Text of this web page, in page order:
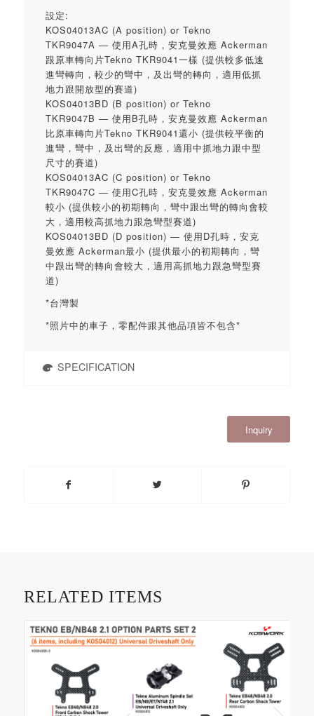
設定:
KOS04013AC (A position) or Tekno
TKR9047A — 使用A孔時，安克曼效應 Ackerman
跟原車轉向片Tekno TKR9041一樣 (提供較多低速
進彎轉向，較少的彎中，及出彎的轉向，適用低抓
地力跟開放型的賽道)
KOS04013BD (B position) or Tekno
TKR9047B — 使用B孔時，安克曼效應 Ackerman
比原車轉向片Tekno TKR9041還小 (提供較平衡的
進彎，彎中，及出彎的反應，適用中抓地力跟中型
尺寸的賽道)
KOS04013AC (C position) or Tekno
TKR9047C — 使用C孔時，安克曼效應 Ackerman
較小 (提供較小的初期轉向，彎中跟出彎的轉向會較
大，適用較高抓地力跟急彎型賽道)
KOS04013BD (D position) — 使用D孔時，安克
曼效應 Ackerman最小 (提供最小的初期轉向，彎
中跟出彎的轉向會較大，適用高抓地力跟急彎型賽
道)
*台灣製
*照片中的車子，零配件跟其他品項皆不包含*
SPECIFICATION
Inquiry
RELATED ITEMS